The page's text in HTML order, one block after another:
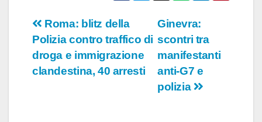
Navigazione
articoli
Ginevra:
scontri tra
manifestanti
anti-G7 e
polizia
Roma: blitz della
Polizia contro traffico di
droga e immigrazione
clandestina, 40 arresti